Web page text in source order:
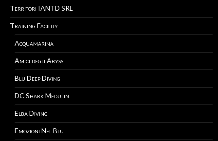
Territori IANTD SRL
Training Facility
Acquamarina
Amici degli Abyssi
Blu Deep Diving
DC Shark Medulin
Elba Diving
Emozioni Nel Blu